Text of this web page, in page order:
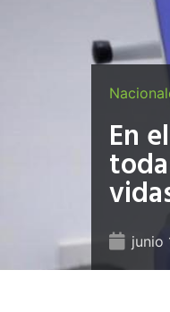
En
junio